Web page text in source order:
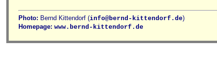
Photo: Bernd Kittendorf (info@bernd-kittendorf.de)
Homepage: www.bernd-kittendorf.de